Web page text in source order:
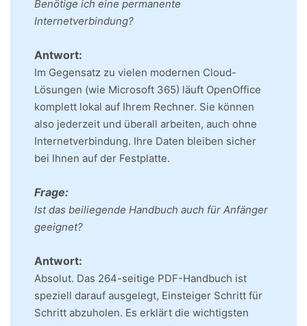
Benötige ich eine permanente
Internetverbindung?
Antwort:
Im Gegensatz zu vielen modernen Cloud-
Lösungen (wie Microsoft 365) läuft OpenOffice
komplett lokal auf Ihrem Rechner. Sie können
also jederzeit und überall arbeiten, auch ohne
Internetverbindung. Ihre Daten bleiben sicher
bei Ihnen auf der Festplatte.
Frage:
Ist das beiliegende Handbuch auch für Anfänger
geeignet?
Antwort:
Absolut. Das 264-seitige PDF-Handbuch ist
speziell darauf ausgelegt, Einsteiger Schritt für
Schritt abzuholen. Es erklärt die wichtigsten